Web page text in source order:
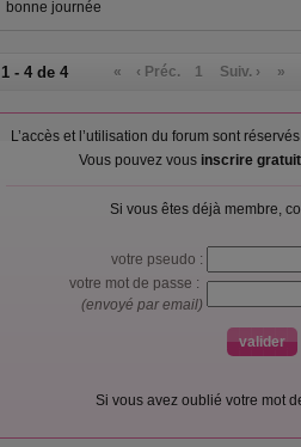
bonne journée
1 - 4 de 4 « ‹ Préc. 1 Suiv. › »
L’accès et l’utilisation du forum sont
Vous pouvez vous inscrire
Si vous êtes déjà membre,
votre pseudo :
votre mot de passe :
(envoyé par email)
Si vous avez oublié votre mot